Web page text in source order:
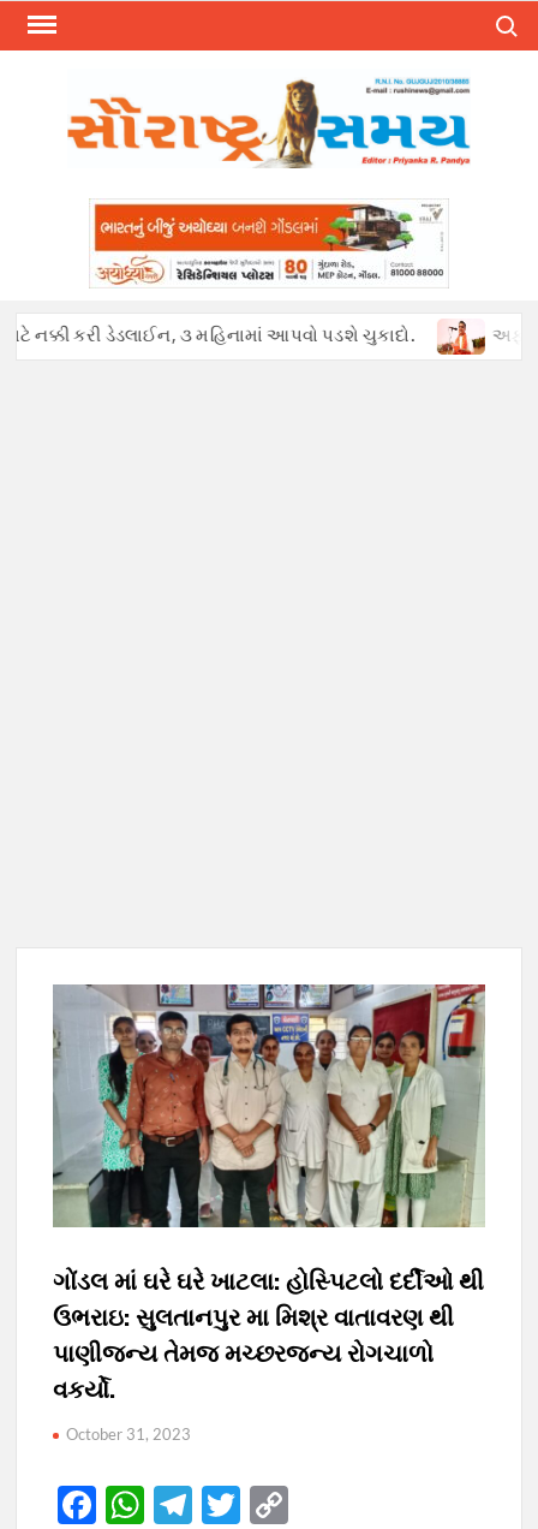
Skip
કરી ડેડલાઈન, ૩ મહિનામાં આપવો પડશે ચુકાદો. અફવાઓથી
ગોંડલ માં ઘરે ઘરે ખાટલા: હોસ્પિટલો દર્દીઓ થી
ઉભરાઇ: સુલતાનપુર મા મિશ્ર વાતાવરણ થી
પાણીજન્ય તેમજ મચ્છરજન્ય રોગચાળો
વકર્યો.
October 31, 2023
F
W T
T